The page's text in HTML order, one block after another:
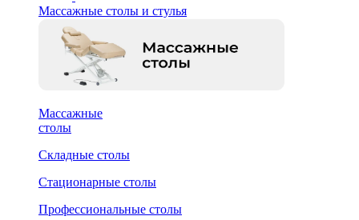
Массажные столы и стулья
Массажные
столы
Складные столы
Стационарные столы
Профессиональные столы